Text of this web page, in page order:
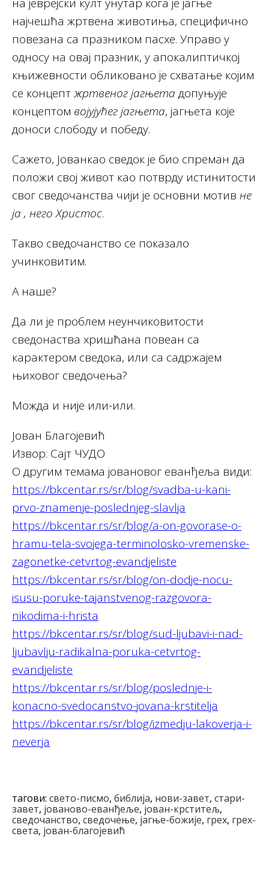
најчешћа жртвена животиња, специфично
повезана са празником пасхе. Управо у
односу на овај празник, у апокалиптичкој
књижевности обликовано је схватање којим
се концептжртвеног јагњета допуњује
концептом војујућег јагњета, јагњета које
доноси слободу и победу.
Сажето, Јованкао сведок је био спреман да
положи свој живот као потврду истинитости
свог сведочанства чији је основни мотив не
ја , него Христос.
Такво сведочанство се показало
учинковитим.
А наше?
Да ли је проблем неунчиковитости
сведонаства хришћана повеан са
карактером сведока, или са садржајем
њиховог сведочења?
Можда и није или-или.
Јован Благојевић
Извор: Сајт ЧУДО
О другим темама јовановог еванђеља види:
https://bkcentar.rs/sr/blog/svadba-u-kani-
prvo-znamenje-poslednjeg-slavlja
https://bkcentar.rs/sr/blog/a-on-govorase-o-
hramu-tela-svojega-terminolosko-vremenske-
zagonetke-cetvrtog-evandjeliste
https://bkcentar.rs/sr/blog/on-dodje-nocu-
isusu-poruke-tajanstvenog-razgovora-
nikodima-i-hrista
https://bkcentar.rs/sr/blog/sud-ljubavi-i-nad-
ljubavlju-radikalna-poruka-cetvrtog-
evandjeliste
https://bkcentar.rs/sr/blog/poslednje-i-
konacno-svedocanstvo-jovana-krstitelja
https://bkcentar.rs/sr/blog/izmedju-lakoverja-i-
neverja
тагови: свето-писмо, библија, нови-завет, стари-
завет, јованово-еванђеље, јован-крститељ,
сведочанство, сведочење, јагње-божије, грех, грех-
света, јован-благојевић